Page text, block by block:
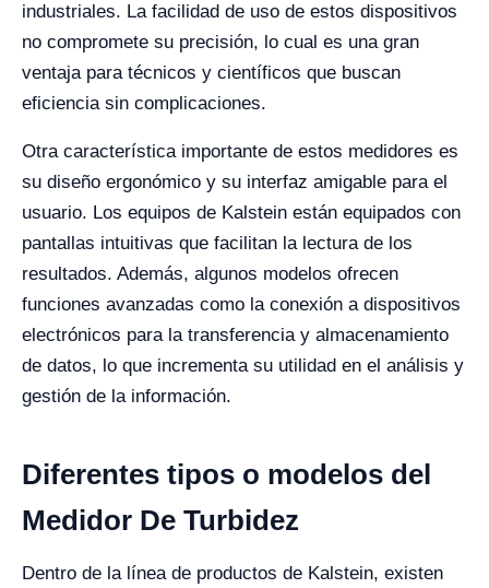
industriales. La facilidad de uso de estos dispositivos
no compromete su precisión, lo cual es una gran
ventaja para técnicos y científicos que buscan
eficiencia sin complicaciones.
Otra característica importante de estos medidores es
su diseño ergonómico y su interfaz amigable para el
usuario. Los equipos de Kalstein están equipados con
pantallas intuitivas que facilitan la lectura de los
resultados. Además, algunos modelos ofrecen
funciones avanzadas como la conexión a dispositivos
electrónicos para la transferencia y almacenamiento
de datos, lo que incrementa su utilidad en el análisis y
gestión de la información.
Diferentes tipos o modelos del
Medidor De Turbidez
Dentro de la línea de productos de Kalstein, existen